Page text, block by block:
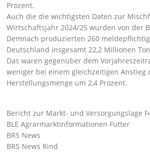
Prozent.
Auch die die wichtigsten Daten zur
Wirtschaftsjahr 2024/25 wurden von der
Demnach produzierten 260
Deutschland insgesamt 22,2 Millionen
Das waren gegenüber dem
weniger bei einem gleichzeitigen Anstieg
Herstellungsmenge um 2,4 Prozent.
Bericht zur Markt- und Versorgungslage
BLE Agrarmarktinformationen Futter
BRS News
BRS News Rind